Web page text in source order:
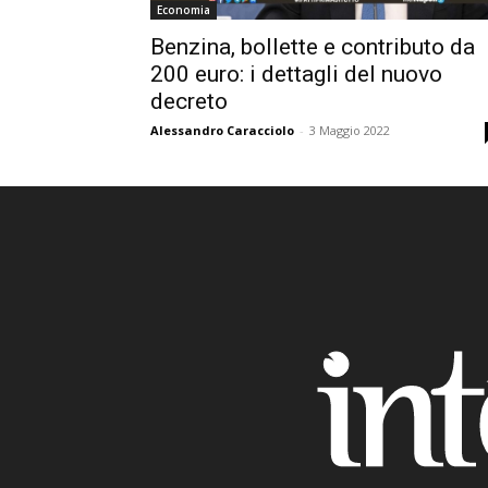
Economia
Benzina, bollette e contributo da
200 euro: i dettagli del nuovo
decreto
Alessandro Caracciolo - 3 Maggio 2022